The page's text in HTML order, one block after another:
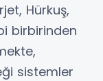
Hürkuş,
birbirinden
sistemler